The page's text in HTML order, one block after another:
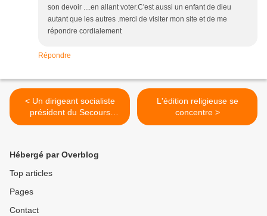
son devoir ....en allant voter.C'est aussi un enfant de dieu
autant que les autres .merci de visiter mon site et de me
répondre cordialement
Répondre
< Un dirigeant socialiste
président du Secours
catholique
L'édition religieuse se
concentre >
Hébergé par Overblog
Top articles
Pages
Contact